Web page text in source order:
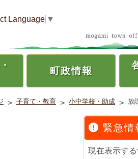
Language ▼
町政情報
> 子育て・教育 > 小中学校・助成 > 放
緊急情
現在表示す